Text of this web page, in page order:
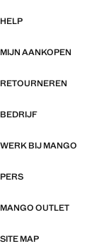
HELP
MIJN AANKOPEN
RETOURNEREN
BEDRIJF
WERK BIJ MANGO
PERS
MANGO OUTLET
SITE MAP